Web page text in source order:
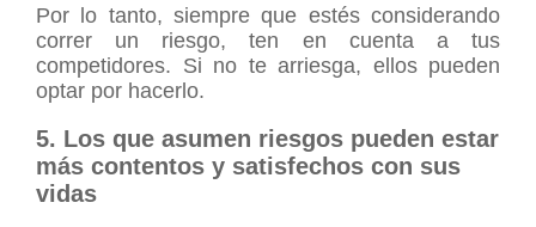
Por lo tanto, siempre que estés considerando
correr un riesgo, ten en cuenta a tus
competidores. Si no te arriesga, ellos pueden
optar por hacerlo.
5. Los que asumen riesgos pueden estar
más contentos y satisfechos con sus
vidas